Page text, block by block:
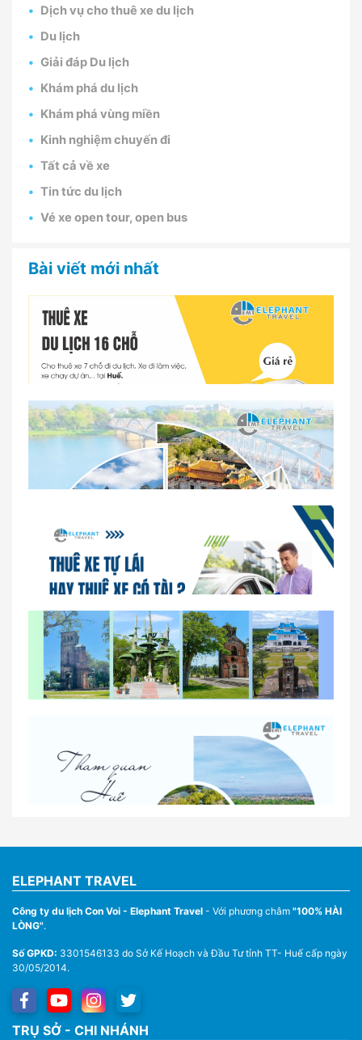
Dịch vụ cho thuê xe du lịch
Du lịch
Giải đáp Du lịch
Khám phá du lịch
Khám phá vùng miền
Kinh nghiệm chuyến đi
Tất cả về xe
Tin tức du lịch
Vé xe open tour, open bus
Bài viết mới nhất
Dịch vụ thuê xe 16 chỗ tại Huế 2026
So sánh thuê xe tự lái và thuê xe có tài xế tại Huế
Nhà Xe Con Voi – Dịch Vụ Cho Thuê Xe Từ Huế,
Sân Bay Phú Bài Đi Thánh Địa La Vang
Thuê Xe Du Lịch Tại Huế – Từ 4 Chỗ Đến 45 Chỗ
ELEPHANT TRAVEL
Công ty du lịch Con Voi - Elephant Travel - Với phương châm "100% HÀI
LÒNG".
Số GPKD: 3301546133 do Sở Kế Hoạch và Đầu Tư tỉnh TT- Huế cấp ngày
30/05/2014.
TRỤ SỞ - CHI NHÁNH